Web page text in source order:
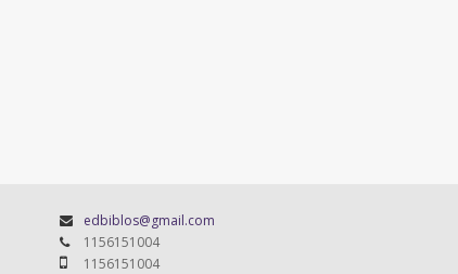
edbiblos@gmail.com
1156151004
1156151004